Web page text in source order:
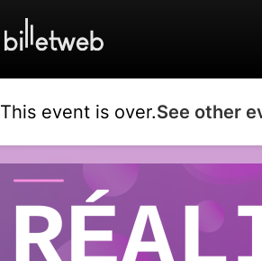
This event is over.See other